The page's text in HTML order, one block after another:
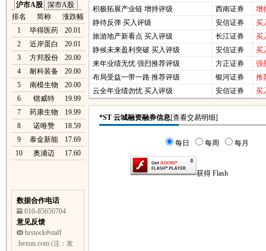
沪市A股 深市A股
排名
简称
涨跌幅
1
毕得医药
20.01
2
近岸蛋白
20.01
3
方邦股份
20.00
4
耐科装备
20.00
5
南模生物
20.00
6
锴威特
19.99
7
药康生物
19.99
8
诺唯赞
18.59
9
泰金新能
17.69
10
奥浦迈 17.60
数据合作电话
010-85650704
意见反馈
hrstock#staff
.hexun.com (注：发
积极拓展产业链 增持评级
西南证券
增
静待反弹 买入评级
安信证券
买
旅游地产新看点 买入评级
长江证券
买
静候未来盈利突破 买入评级
安信证券
买
来年业绩无忧 强烈推荐评级
方正证券
强
布局受益一带一路 推荐评级
银河证券
推
云全年业绩勿忧 买入评级
安信证券 买